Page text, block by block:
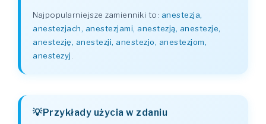
Najpopularniejsze zamienniki to: anestezja,
anestezjach, anestezjami, anestezją, anestezje,
anestezję, anestezji, anestezjo, anestezjom,
anestezyj.
Przykłady użycia w zdaniu